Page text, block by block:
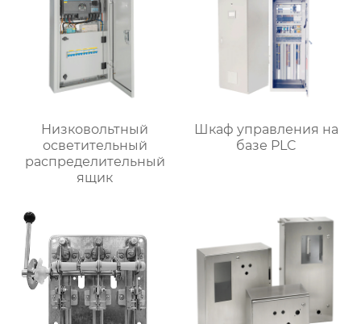
Низковольтный
осветительный
распределительный
ящик
Шкаф управления на
базе PLC